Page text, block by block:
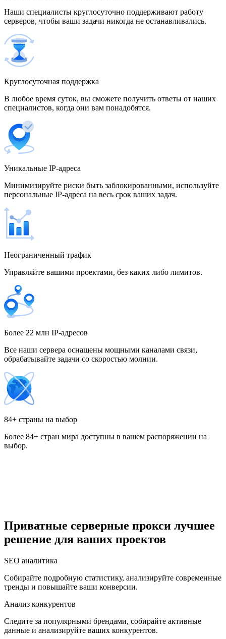
Великобритания
Вьетнам
Греция
Дания
Израиль
500 IP-адресов
1 700,00 $
Наши специалисты круглосуточно поддерживают работу
серверов, чтобы ваши задачи никогда не останавливались.
Круглосуточная поддержка
В любое время суток, вы сможете получить ответы от наших
специалистов, когда они вам понадобятся.
Уникальные IP-адреса
Минимизируйте риски быть заблокированными, используйте
персональные IP-адреса на весь срок ваших задач.
Неограниченный трафик
Управляйте вашими проектами, без каких либо лимитов.
Более 22 млн IP-адресов
Все наши сервера оснащены мощными каналами связи,
обрабатывайте задачи со скоростью молнии.
84+ страны на выбор
Более 84+ стран мира доступны в вашем распоряжении на
выбор.
Приватные серверные прокси лучшее
решение для ваших проектов
SEO аналитика
Собирайте подробную статистику, анализируйте современные
тренды и повышайте ваши конверсии.
Анализ конкурентов
Следите за популярными брендами, собирайте активные
данные и анализируйте ваших конкурентов.